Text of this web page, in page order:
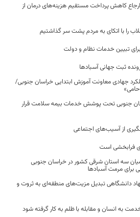
کاهش پرداخت مستقیم هزینه‌های درمان از
را با اتکای به مردم پشت سر گذاشتیم
تبیین خدمات نظام و دولت
ثبت جهانی آسبادها
جهادی معاونت آموزش ابتدایی خراسان جنوبی/
جنوبی تحت پوشش خدمات بیمه سلامت قرار
از آسیب‌های اجتماعی
فرابخشی است
سه استان شرقی کشور در خراسان جنوبی
برای مرمت آسبادها
دانشگاهی تبدیل مزیت‌های منطقه‌ای به ثروت و
به انسان و مقابله با ظلم به کار گرفته شود